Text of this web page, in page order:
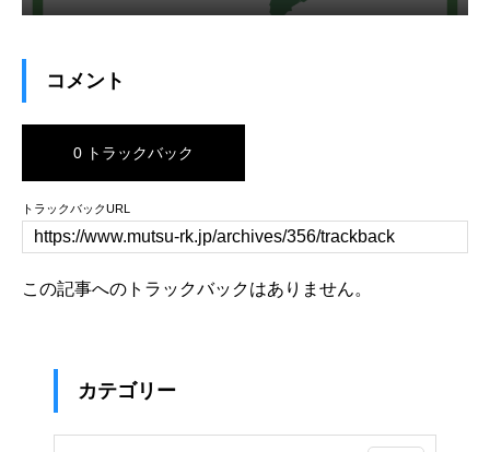
コメント
0 トラックバック
トラックバックURL
この記事へのトラックバックはありません。
カテゴリー